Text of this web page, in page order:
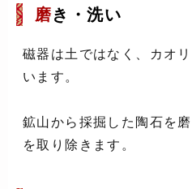
磨き・洗い
磁器は土ではなく、カオ
います。
鉱山から採掘した陶石を
を取り除きます。